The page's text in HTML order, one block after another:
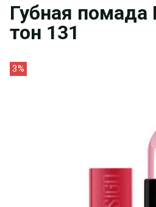
Губная помада
тон 131
3%